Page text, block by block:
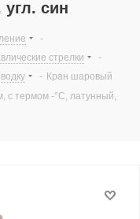
син
-
стрелки
-
- Кран шаровый
с термом -°С, латунный,